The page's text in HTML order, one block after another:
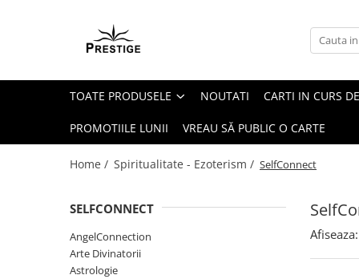
Toate Produsele
Pachete Speciale Carti
Spiritualitate - Ezoterism
AngelConnection
Chiromantie
Dezvoltare Spirituala
TOATE PRODUSELE NOUTATI CARTI IN CURS
PROMOTIILE LUNII VREAU SĂ PUBLIC O CARTE
Home / Spiritualitate - Ezoterism / SelfConnect
SELFCONNECT
AngelConnection
Arte Divinatorii
Astrologie
Afiseaza: